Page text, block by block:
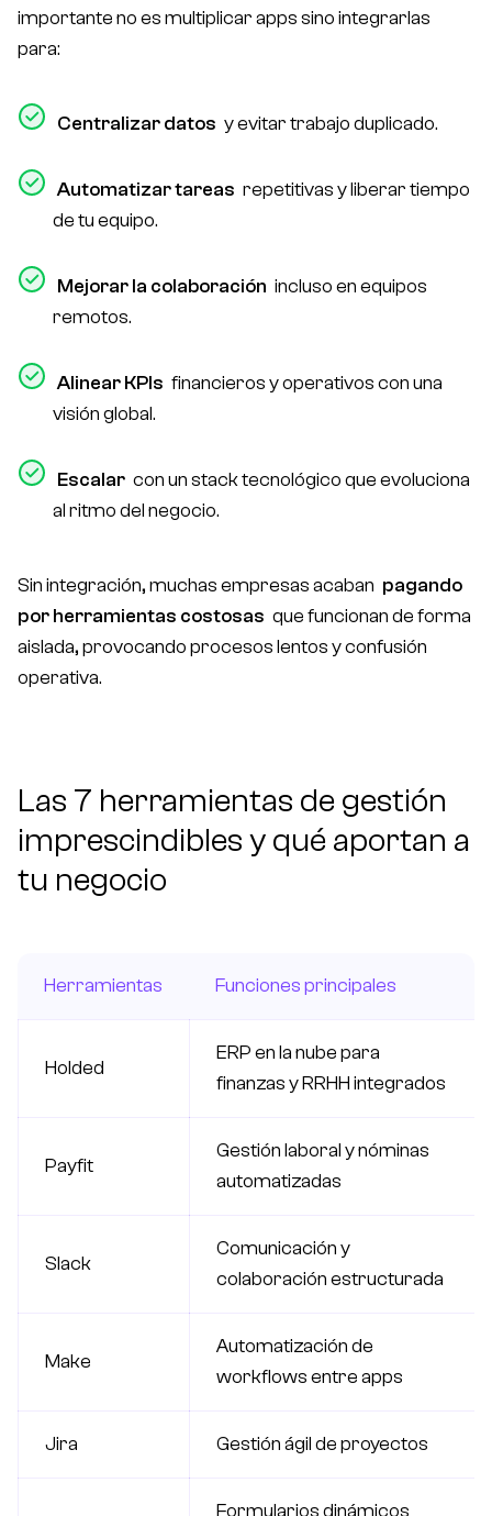
importante no es multiplicar apps sino integrarlas
para:
Centralizar datos y evitar trabajo duplicado.
Automatizar tareas repetitivas y liberar tiempo
de tu equipo.
Mejorar la colaboración incluso en equipos
remotos.
Alinear KPIs financieros y operativos con una
visión global.
Escalar con un stack tecnológico que evoluciona
al ritmo del negocio.
Sin integración, muchas empresas acaban pagando
por herramientas costosas que funcionan de forma
aislada, provocando procesos lentos y confusión
operativa.
Las 7 herramientas de gestión
imprescindibles y qué aportan a
tu negocio
Herramientas Funciones principales
Holded
ERP en la nube para
finanzas y RRHH integrados
Payfit
Gestión laboral y nóminas
automatizadas
Slack
Comunicación y
colaboración estructurada
Make
Automatización de
workflows entre apps
Jira Gestión ágil de proyectos
Formularios dinámicos